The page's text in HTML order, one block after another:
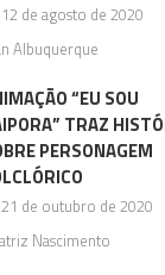
12 de agosto de 2020
Albuquerque
“EU SOU
TRAZ
PERSONAGEM
21 de outubro de 2020
Nascimento